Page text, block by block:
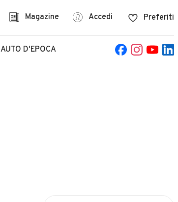
Magazine Accedi Preferiti
AUTO D'EPOCA